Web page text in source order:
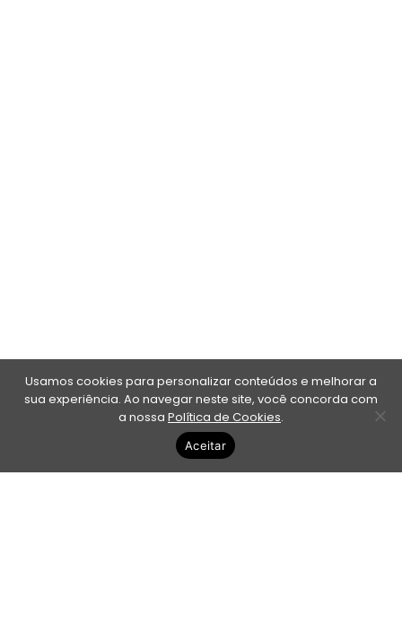
Usamos cookies para personalizar conteúdos e melhorar a
sua experiência. Ao navegar neste site, você concorda com
a nossa Política de Cookies.
Aceitar